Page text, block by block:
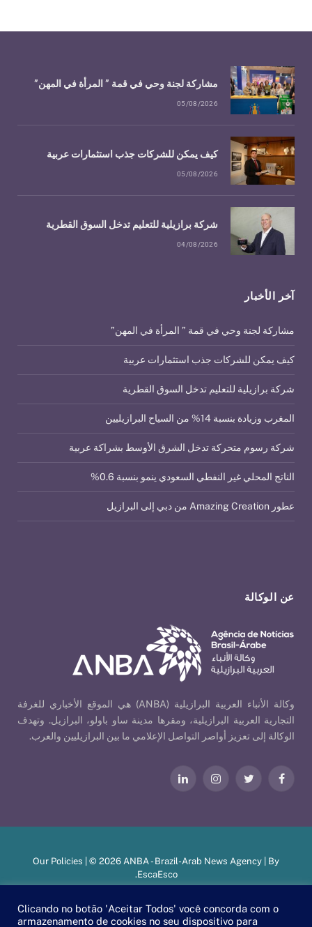
عن الوكالة
وكالة الأنباء العربية البرازيلية (ANBA) هي الموقع الأخباري للغرفة
التجارية العربية البرازيلية، ومقرها مدينة ساو باولو، البرازيل. وتهدف
الوكالة إلى تعزيز أواصر التواصل الإعلامي ما بين البرازيليين والعرب.
فيسبوكتويتر الانستغراملينكدإن
آخر الأخبار
مشاركة لجنة وحي في قمة ” المرأة في المهن”
كيف يمكن للشركات جذب استثمارات عربية
شركة برازيلية للتعليم تدخل السوق القطرية
المغرب وزيادة بنسبة 14% من السياح البرازيليين
شركة رسوم متحركة تدخل الشرق الأوسط بشراكة عربية
الناتج المحلي غير النفطي السعودي ينمو بنسبة 0.6%
عطور Amazing Creation من دبي إلى البرازيل
مشاركة لجنة وحي في قمة ” المرأة في المهن”
05/08/2026
كيف يمكن للشركات جذب استثمارات عربية
05/08/2026
شركة برازيلية للتعليم تدخل السوق القطرية
04/08/2026
Our Policies | © 2026 ANBA - Brazil-Arab News Agency | By
EscaEsco
.
Clicando no botão 'Aceitar Todos' você concorda com o
armazenamento de cookies no seu dispositivo para
PT
EN العربية